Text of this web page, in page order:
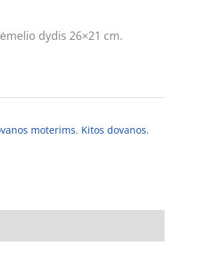
dydis 26×21 cm.
moterims, Kitos dovanos,